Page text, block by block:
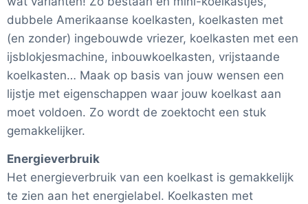
dubbele Amerikaanse koelkasten, koelkasten met
(en zonder) ingebouwde vriezer, koelkasten met een
ijsblokjesmachine, inbouwkoelkasten, vrijstaande
koelkasten… Maak op basis van jouw wensen een
lijstje met eigenschappen waar jouw koelkast aan
moet voldoen. Zo wordt de zoektocht een stuk
gemakkelijker.
Energieverbruik
Het energieverbruik van een koelkast is gemakkelijk
te zien aan het energielabel. Koelkasten met